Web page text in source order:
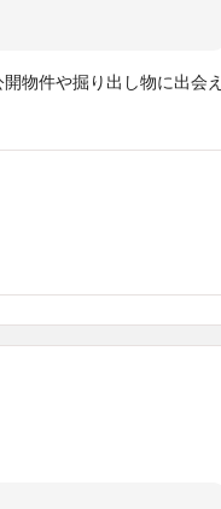
物件や掘り出し物に出会え